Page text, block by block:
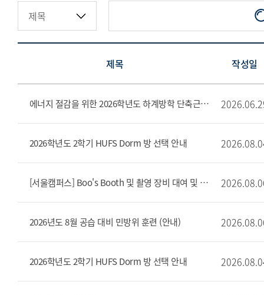
제목 작성일
에너지 절감을 위한 2026학년도 하계방학 단축근무 및 집중 휴무 주간 시행 안내문
2026학년도 2학기 HUFS Dorm 방 선택 안내
[서울캠퍼스] Boo's Booth 및 촬영 장비 대여 및 반납 장소 변경 안내(8/6~)
2026년도 8월 공습 대비 민방위 훈련 (안내)
2026학년도 2학기 HUFS Dorm 방 선택 안내